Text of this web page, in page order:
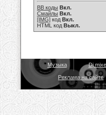
BB коды Вкл.
Смайлы Вкл.
[IMG] код Вкл.
HTML код Выкл.
Музыка Dj
Реклама на сайте